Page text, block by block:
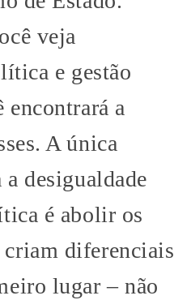
veja
e gestão
a
A única
desigualdade
é abolir os
criam diferenciais
lugar – não